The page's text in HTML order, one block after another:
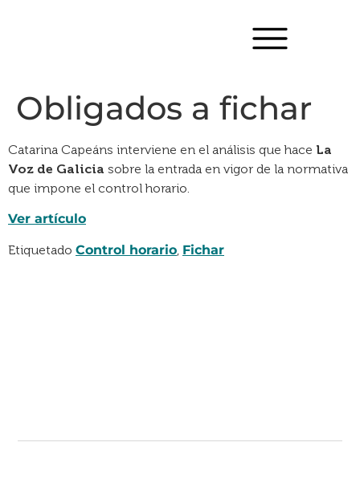
Obligados a fichar
Catarina Capeáns interviene en el análisis que hace La
Voz de Galicia sobre la entrada en vigor de la normativa
que impone el control horario.
Ver artículo
Etiquetado Control horario Fichar